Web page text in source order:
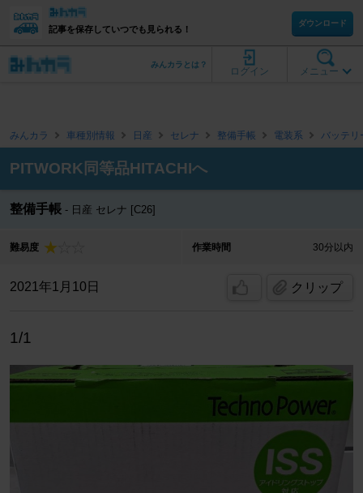
記事を保存していつでも見られる！
ダウンロード
メニュー
ログイン
みんカラとは？
みんカラ 車種別情報 日産 セレナ 整備手帳 電装系 バッテリ
PITWORK同等品HITACHIへ
整備手帳 日産 セレナ [C26]
難易度 作業時間 30分以内
2021年1月10日 クリップ
1/1